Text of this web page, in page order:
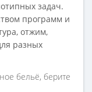
задач.
программ и
отжим,
разных
бельё, берите